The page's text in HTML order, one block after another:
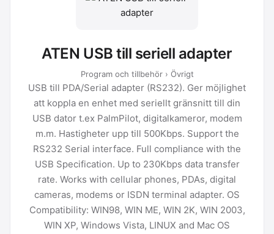
ATEN USB till seriell adapter
Program och tillbehör › Övrigt
USB till PDA/Serial adapter (RS232). Ger möjlighet
att koppla en enhet med seriellt gränsnitt till din
USB dator t.ex PalmPilot, digitalkameror, modem
m.m. Hastigheter upp till 500Kbps. Support the
RS232 Serial interface. Full compliance with the
USB Specification. Up to 230Kbps data transfer
rate. Works with cellular phones, PDAs, digital
cameras, modems or ISDN terminal adapter. OS
Compatibility: WIN98, WIN ME, WIN 2K, WIN 2003,
WIN XP, Windows Vista, LINUX and Mac OS